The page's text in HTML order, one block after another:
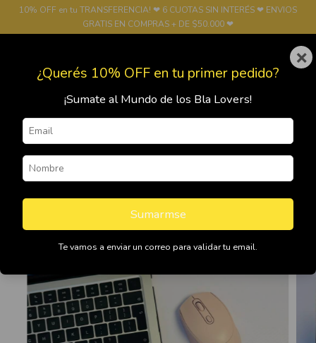
10% OFF en tu TRANSFERENCIA! ❤ 6 CUOTAS SIN INTERÉS ❤ ENVIOS
GRATIS EN COMPRAS + DE $50.000 ❤
0
×
¿Querés 10% OFF en tu primer pedido?
¡Sumate al Mundo de los Bla Lovers!
Sumarmse
Te vamos a enviar un correo para validar tu email.